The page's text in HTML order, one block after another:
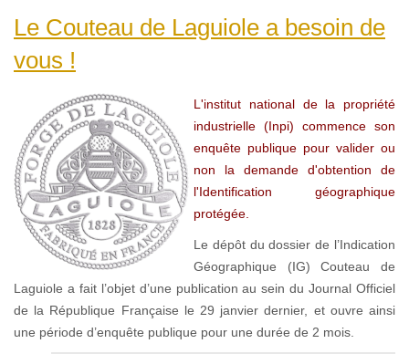
Le Couteau de Laguiole a besoin de
vous !
L'institut national de la propriété
industrielle (Inpi) commence son
enquête publique pour valider ou
non la demande d'obtention de
l'Identification géographique
protégée.
Le dépôt du dossier de l’Indication
Géographique (IG) Couteau de
Laguiole a fait l’objet d’une publication au sein du Journal Officiel
de la République Française le 29 janvier dernier, et ouvre ainsi
une période d’enquête publique pour une durée de 2 mois.